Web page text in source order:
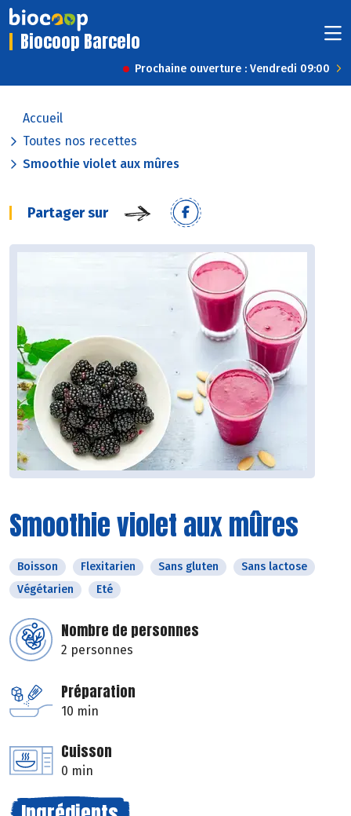
Biocoop Barcelo
Prochaine ouverture : Vendredi 09:00
Accueil
Toutes nos recettes
Smoothie violet aux mûres
Partager sur
Smoothie violet aux mûres
Boisson Flexitarien Sans gluten
Sans lactose
Végétarien
Eté
Nombre de personnes
2 personnes
Préparation
10 min
Cuisson
0 min